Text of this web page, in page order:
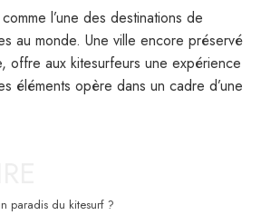
l’une des destinations de
au monde. Une ville encore préservé
offre aux kitesurfeurs une expérience
éléments opère dans un cadre d’une
paradis du kitesurf ?